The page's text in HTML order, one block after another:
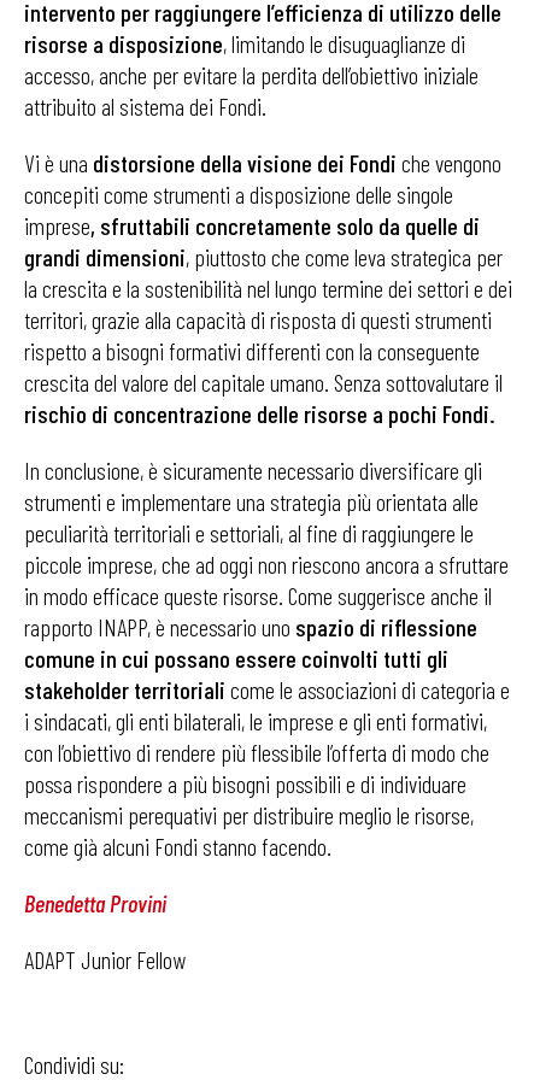
intervento per raggiungere l’efficienza di utilizzo delle
risorse a disposizione, limitando le disuguaglianze di
accesso, anche per evitare la perdita dell’obiettivo iniziale
attribuito al sistema dei Fondi.
Vi è una distorsione della visione dei Fondi che vengono
concepiti come strumenti a disposizione delle singole
imprese, sfruttabili concretamente solo da quelle di
grandi dimensioni, piuttosto che come leva strategica per
la crescita e la sostenibilità nel lungo termine dei settori e dei
territori, grazie alla capacità di risposta di questi strumenti
rispetto a bisogni formativi differenti con la conseguente
crescita del valore del capitale umano. Senza sottovalutare il
rischio di concentrazione delle risorse a pochi Fondi.
In conclusione, è sicuramente necessario diversificare gli
strumenti e implementare una strategia più orientata alle
peculiarità territoriali e settoriali, al fine di raggiungere le
piccole imprese, che ad oggi non riescono ancora a sfruttare
in modo efficace queste risorse. Come suggerisce anche il
rapporto INAPP, è necessario uno spazio di riflessione
comune in cui possano essere coinvolti tutti gli
stakeholder territoriali come le associazioni di categoria e
i sindacati, gli enti bilaterali, le imprese e gli enti formativi,
con l’obiettivo di rendere più flessibile l’offerta di modo che
possa rispondere a più bisogni possibili e di individuare
meccanismi perequativi per distribuire meglio le risorse,
come già alcuni Fondi stanno facendo.
Benedetta Provini
ADAPT Junior Fellow
Condividi su: